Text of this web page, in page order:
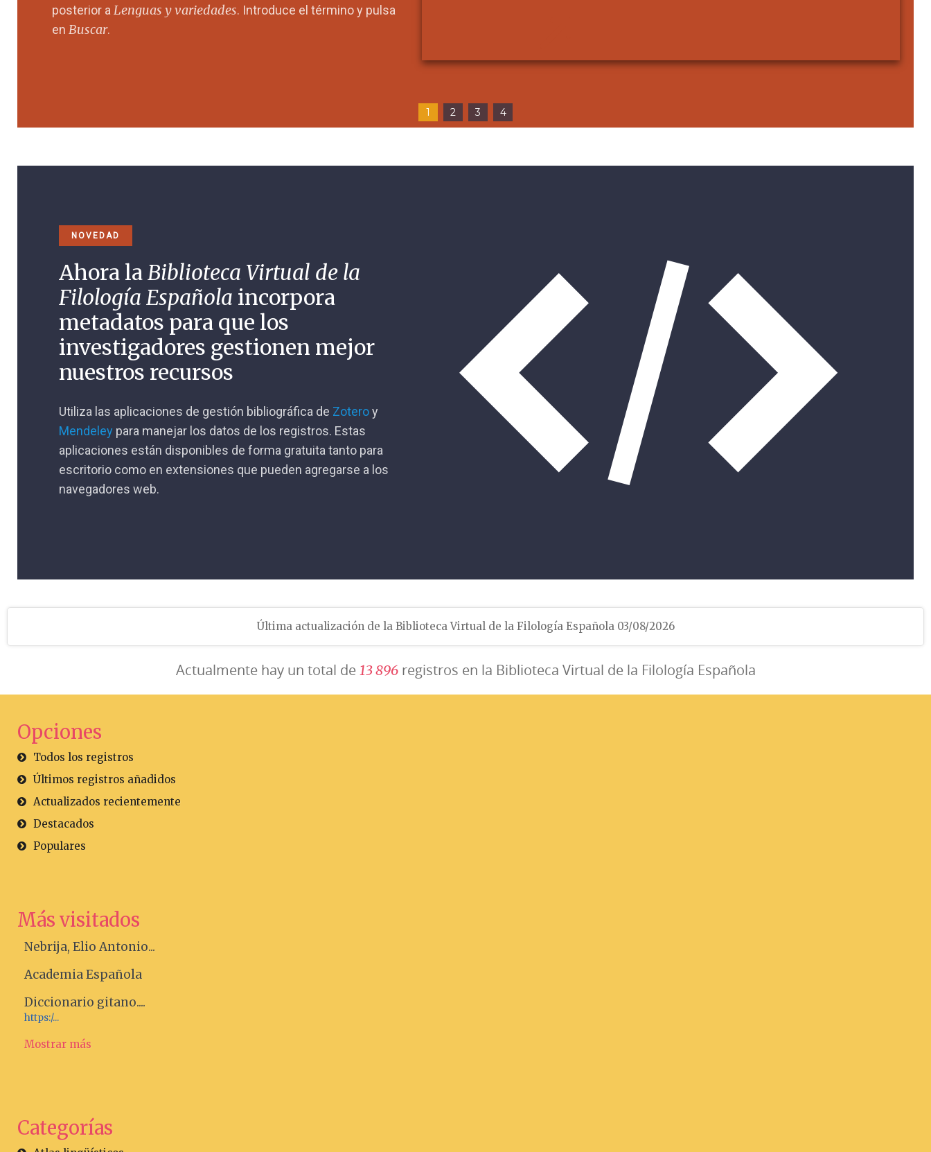
posterior aLenguas y variedades. Introduce el término y pulsa
en Buscar.
1 2 3 4
NOVEDAD
Ahora laBiblioteca Virtual de la
Filología Española incorpora
metadatos para que los
investigadores gestionen mejor
nuestros recursos
Utiliza las aplicaciones de gestión bibliográfica de Zoteroy
Mendeley para manejar los datos de los registros. Estas
aplicaciones están disponibles de forma gratuita tanto para
escritorio como en extensiones que pueden agregarse a los
navegadores web.
Última actualización de la Biblioteca Virtual de la Filología Española 03/08/2026
Actualmente hay un total de 13896registros en la Biblioteca Virtual de la Filología Española
Opciones
Todos los registros
Últimos registros añadidos
Actualizados recientemente
Destacados
Populares
Más visitados
Nebrija, Elio Antonio...
Academia Española
Diccionario gitano....
https:/...
Mostrar más
Categorías